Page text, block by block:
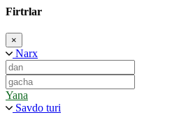
Firtrlar
×
Narx
Yana
Savdo turi